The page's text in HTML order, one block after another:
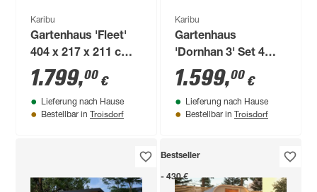
Karibu
Gartenhaus 'Fleet'
404 x 217 x 211 cm
naturfarben
1.799,00 €
Lieferung nach Hause
Bestellbar in Troisdorf
Karibu
Gartenhaus
'Dornhan 3' Set 4
naturfarben 466 x
217 x 211 cm
1.599,00 €
Lieferung nach Hause
Bestellbar in Troisdorf
Bestseller
- 430 €